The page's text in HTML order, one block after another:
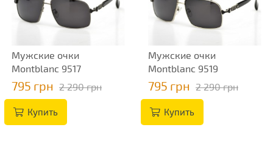
Мужские очки
Montblanc 9517
795 грн 2 290 грн
Купить
Мужские очки
Montblanc 9519
795 грн 2 290 грн
Купить